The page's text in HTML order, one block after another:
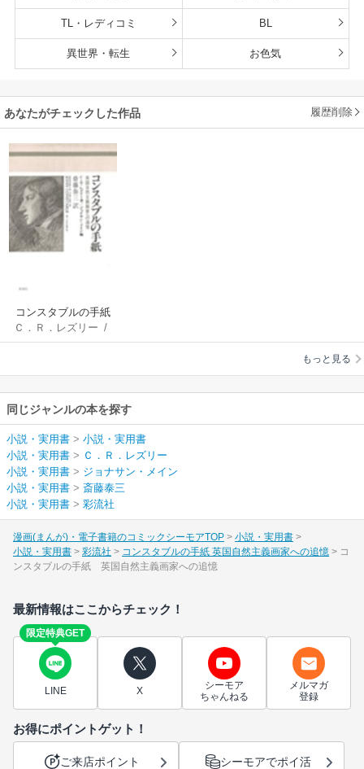
TL・レディコミ BL
異世界・転生 お色気
あなたがチェックした作品 履歴削除
コンスタブルの手紙
英国自然主義画家へ
の追憶
Ｃ．Ｒ．レズリー /
ジョナサン・メイン/
もっと見る
同じジャンルの本を探す
小説・実用書 > 小説・実用書
小説・実用書 > Ｃ．Ｒ．レズリー
小説・実用書 > ジョナサン・メイン
小説・実用書 > 斎藤泰三
小説・実用書 > 彩流社
漫画(まんが)・電子書籍のコミックシーモアTOP
小説・実用書
小説・実用書
彩流社 コンスタブルの手紙 英国自然主義画家への追憶
コ
ンスタブルの手紙 英国自然主義画家への追憶
最新情報はここからチェック！
限定特典GET
LINE X
シーモア
ちゃんねる
メルマガ
登録
お得にポイントゲット！
ご来店ポイント シーモアでポイ活